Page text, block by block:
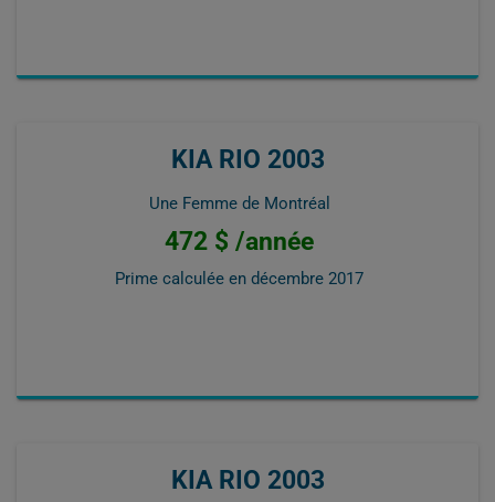
KIA RIO 2003
Une Femme de Montréal
472 $ /année
Prime calculée en décembre 2017
KIA RIO 2003